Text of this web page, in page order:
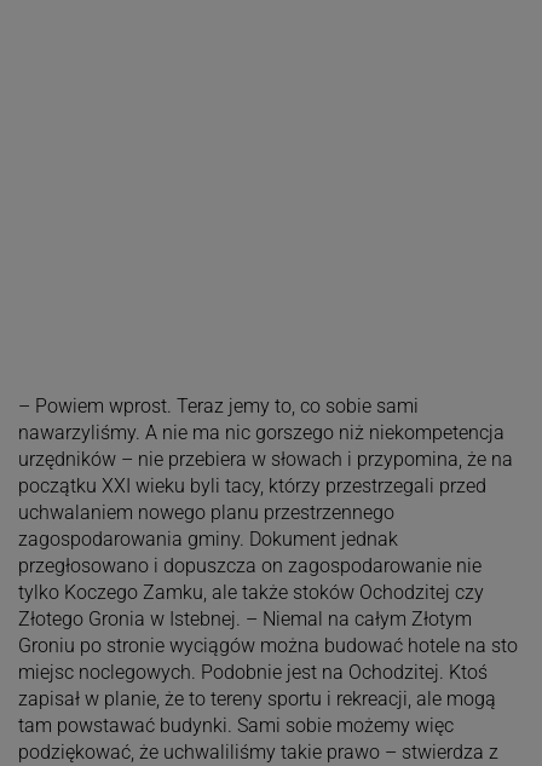
– Powiem wprost. Teraz jemy to, co sobie sami
nawarzyliśmy. A nie ma nic gorszego niż niekompetencja
urzędników – nie przebiera w słowach i przypomina, że na
początku XXI wieku byli tacy, którzy przestrzegali przed
uchwalaniem nowego planu przestrzennego
zagospodarowania gminy. Dokument jednak
przegłosowano i dopuszcza on zagospodarowanie nie
tylko Koczego Zamku, ale także stoków Ochodzitej czy
Złotego Gronia w Istebnej. – Niemal na całym Złotym
Groniu po stronie wyciągów można budować hotele na sto
miejsc noclegowych. Podobnie jest na Ochodzitej. Ktoś
zapisał w planie, że to tereny sportu i rekreacji, ale mogą
tam powstawać budynki. Sami sobie możemy więc
podziękować, że uchwaliliśmy takie prawo – stwierdza z